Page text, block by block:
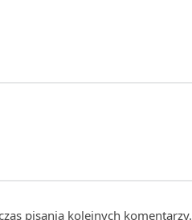
pisania kolejnych komentarzy.